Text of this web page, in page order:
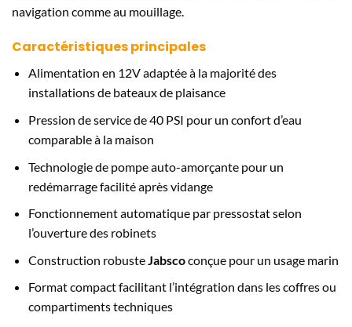
navigation comme au mouillage.
Caractéristiques principales
Alimentation en 12V adaptée à la majorité des
installations de bateaux de plaisance
Pression de service de 40 PSI pour un confort d’eau
comparable à la maison
Technologie de pompe auto-amorçante pour un
redémarrage facilité après vidange
Fonctionnement automatique par pressostat selon
l’ouverture des robinets
Construction robuste Jabscoconçue pour un usage marin
Format compact facilitant l’intégration dans les coffres ou
compartiments techniques